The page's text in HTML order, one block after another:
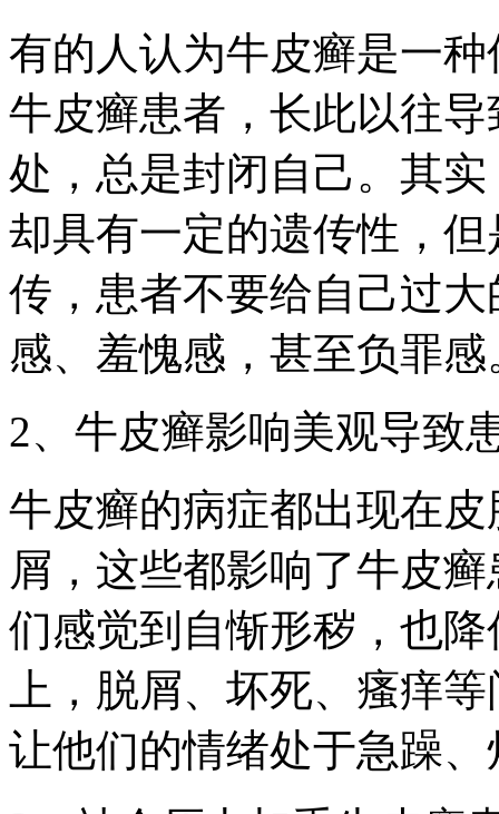
有的人认为牛皮癣是一
牛皮癣患者，长此以往
处，总是封闭自己。其
却具有一定的遗传性，
传，患者不要给自己过
感、羞愧感，甚至负罪感
2、牛皮癣影响美观导致
牛皮癣的病症都出现在
屑，这些都影响了牛皮
们感觉到自惭形秽，也
上，脱屑、坏死、瘙痒
让他们的情绪处于急躁